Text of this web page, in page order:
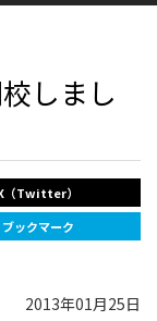
しまし
（Twitter）
ブックマーク
2013年01月25日